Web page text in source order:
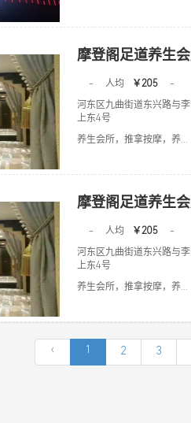
摩登阁足道养生
- 人均 ￥205
-
河东区九曲街道东兴路与
上东4号
养生会所，推拿按摩，养...
摩登阁足道养生
- 人均 ￥205
-
河东区九曲街道东兴路与
上东4号
养生会所，推拿按摩，养...
‹ 1 2 3